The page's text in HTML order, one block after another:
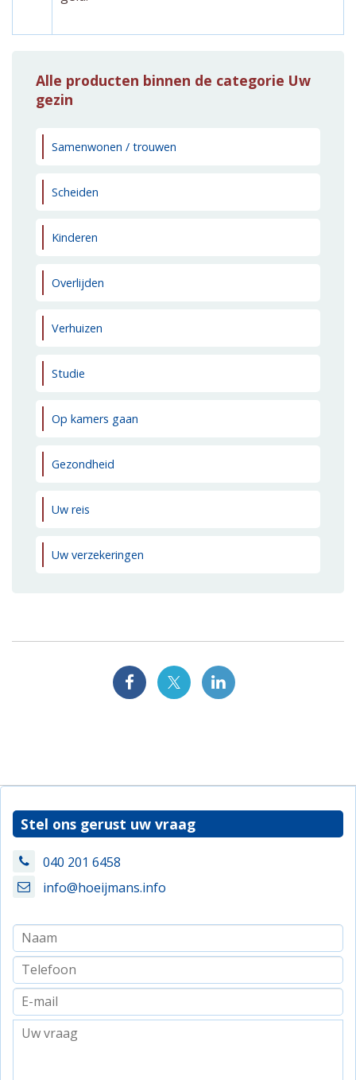
Alle producten binnen de categorie Uw
gezin
Samenwonen / trouwen
Scheiden
Kinderen
Overlijden
Verhuizen
Studie
Op kamers gaan
Gezondheid
Uw reis
Uw verzekeringen
Stel ons gerust uw vraag
040 201 6458
info@hoeijmans.info